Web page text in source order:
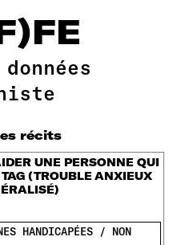
récits
UNE PERSONNE QUI
(TROUBLE ANXIEUX
HANDICAPÉES / NON